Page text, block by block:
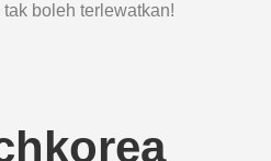
boleh terlewatkan!